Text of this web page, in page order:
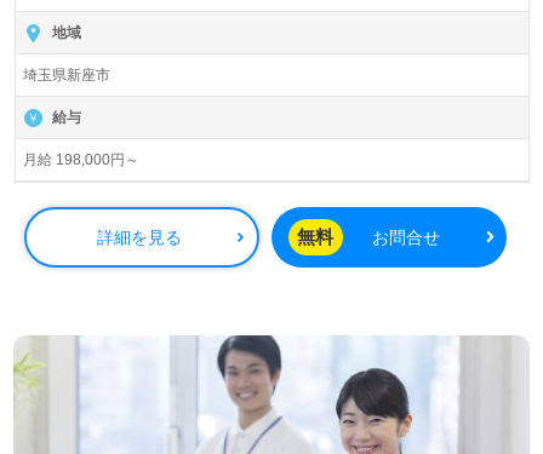
地域
埼玉県新座市
給与
月給 198,000円～
詳細を見る 無料 お問合せ